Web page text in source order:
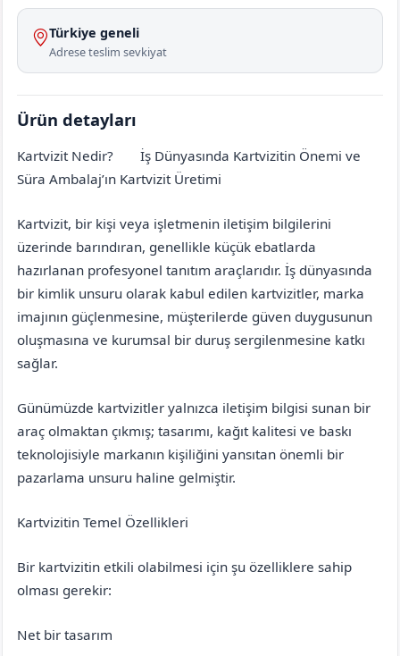
Türkiye geneli
Adrese teslim sevkiyat
Ürün detayları
Kartvizit Nedir?
İş Dünyasında Kartvizitin Önemi ve
Süra Ambalaj’ın Kartvizit Üretimi
Kartvizit, bir kişi veya işletmenin iletişim bilgilerini
üzerinde barındıran, genellikle küçük ebatlarda
hazırlanan profesyonel tanıtım araçlarıdır. İş dünyasında
bir kimlik unsuru olarak kabul edilen kartvizitler, marka
imajının güçlenmesine, müşterilerde güven duygusunun
oluşmasına ve kurumsal bir duruş sergilenmesine katkı
sağlar.
Günümüzde kartvizitler yalnızca iletişim bilgisi sunan bir
araç olmaktan çıkmış; tasarımı, kağıt kalitesi ve baskı
teknolojisiyle markanın kişiliğini yansıtan önemli bir
pazarlama unsuru haline gelmiştir.
Kartvizitin Temel Özellikleri
Bir kartvizitin etkili olabilmesi için şu özelliklere sahip
olması gerekir:
Net bir tasarım